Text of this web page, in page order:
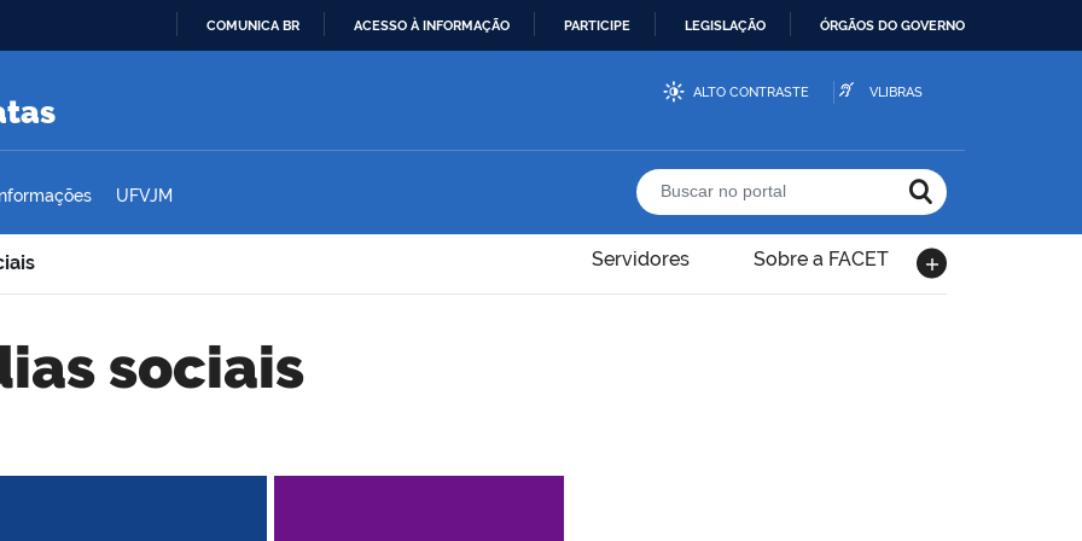
CONTEÚDO
COMUNICA BR ACESSO À INFORMAÇÃO PARTICIPE LEGISLAÇÃO ÓRGÃOS DO GOVERNO
ALTO CONTRASTE VLIBRAS
UFVJM Buscar no portal
Servidores Sobre a FACET
sociais